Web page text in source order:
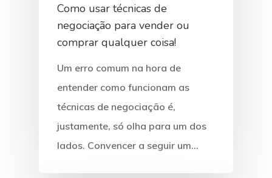
Como usar técnicas de
negociação para vender ou
comprar qualquer coisa!
Um erro comum na hora de
entender como funcionam as
técnicas de negociação é,
justamente, só olha para um dos
lados. Convencer a seguir um…